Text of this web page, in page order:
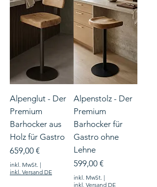
Alpenglut - Der
Premium
Barhocker aus
Holz für Gastro
Preis
659,00 €
inkl. MwSt. |
inkl. Versand DE
Alpenstolz - Der
Premium
Barhocker für
Gastro ohne
Lehne
Preis
599,00 €
inkl. MwSt. |
inkl. Versand DE